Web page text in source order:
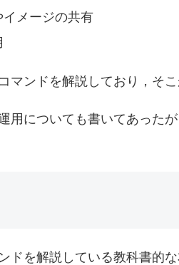
メージの共有
マンドを解説しており，そ
用についても書いてあった
ドを解説している教科書的な